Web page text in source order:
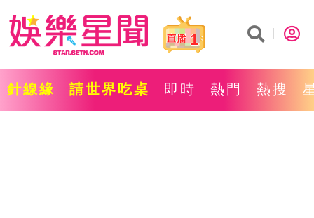
1
針線緣 請世界吃桌 即時 熱門 熱搜